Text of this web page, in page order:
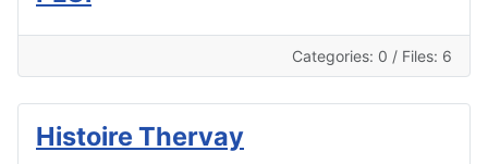
Categories: 0 / Files: 6
Histoire Thervay